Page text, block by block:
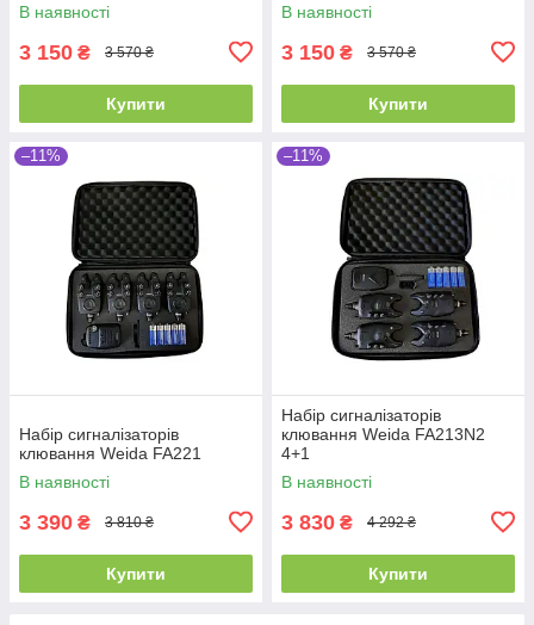
В наявності
3 150 ₴ 3 570 ₴
Купити
В наявності
3 150 ₴ 3 570 ₴
Купити
–11%
Набір сигналізаторів
клювання Weida FA221
В наявності
3 390 ₴ 3 810 ₴
Купити
–11%
Набір сигналізаторів
клювання Weida FA213N2
4+1
В наявності
3 830 ₴ 4 292 ₴
Купити